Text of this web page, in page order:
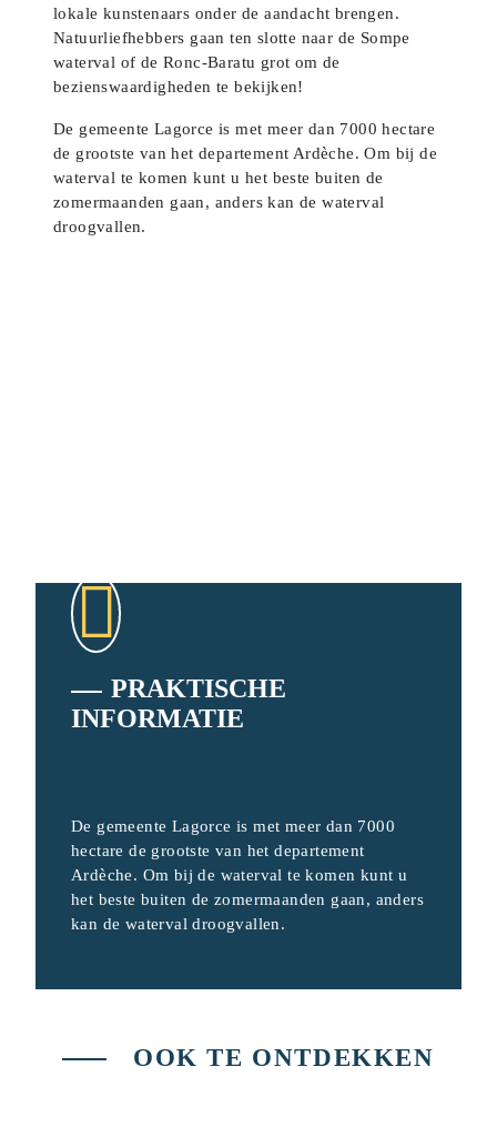
lokale kunstenaars onder de aandacht brengen.
Natuurliefhebbers gaan ten slotte naar de Sompe
waterval of de Ronc-Baratu grot om de
bezienswaardigheden te bekijken!
De gemeente Lagorce is met meer dan 7000 hectare
de grootste van het departement Ardèche. Om bij de
waterval te komen kunt u het beste buiten de
zomermaanden gaan, anders kan de waterval
droogvallen.
PRAKTISCHE
INFORMATIE
De gemeente Lagorce is met meer dan 7000
hectare de grootste van het departement
Ardèche. Om bij de waterval te komen kunt u
het beste buiten de zomermaanden gaan, anders
kan de waterval droogvallen.
OOK TE ONTDEKKEN